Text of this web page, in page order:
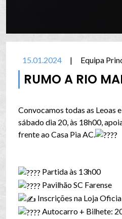
15.01.2024 | Equipa
RUMO A RIO
Convocamos todas as Leoas
sábado dia 20, às 18h00,
frente ao Casa Pia AC.
Partida às 13h00
Pavilhão SC Farense
Inscrições na Loja
Autocarro + Bilhete: